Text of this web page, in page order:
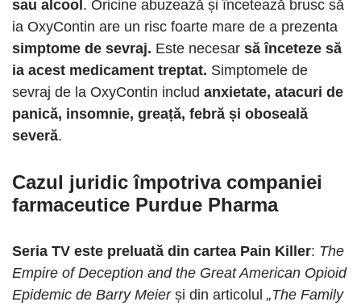
sau alcool. Oricine abuzează și încetează brusc să
ia OxyContin are un risc foarte mare de a prezenta
simptome de sevraj. Este necesar să înceteze să
ia acest medicament treptat. Simptomele de
sevraj de la OxyContin includ anxietate, atacuri de
panică, insomnie, greață, febră și oboseală
severă.
Cazul juridic împotriva companiei
farmaceutice Purdue Pharma
Seria TV este preluată din cartea Pain Killer: The
Empire of Deception and the Great American Opioid
Epidemic de Barry Meier și din articolul „The Family